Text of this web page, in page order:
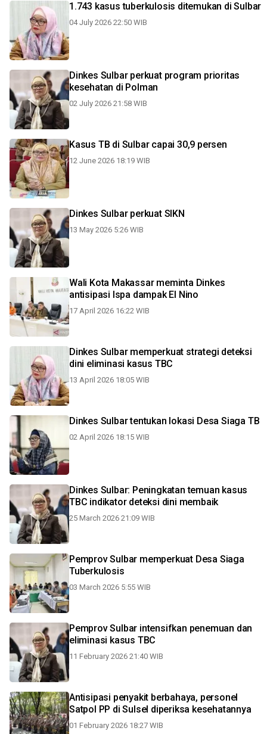
1.743 kasus tuberkulosis ditemukan di Sulbar
04 July 2026 22:50 WIB
Dinkes Sulbar perkuat program prioritas
kesehatan di Polman
02 July 2026 21:58 WIB
Kasus TB di Sulbar capai 30,9 persen
12 June 2026 18:19 WIB
Dinkes Sulbar perkuat SIKN
13 May 2026 5:26 WIB
Wali Kota Makassar meminta Dinkes
antisipasi Ispa dampak El Nino
17 April 2026 16:22 WIB
Dinkes Sulbar memperkuat strategi deteksi
dini eliminasi kasus TBC
13 April 2026 18:05 WIB
Dinkes Sulbar tentukan lokasi Desa Siaga TB
02 April 2026 18:15 WIB
Dinkes Sulbar: Peningkatan temuan kasus
TBC indikator deteksi dini membaik
25 March 2026 21:09 WIB
Pemprov Sulbar memperkuat Desa Siaga
Tuberkulosis
03 March 2026 5:55 WIB
Pemprov Sulbar intensifkan penemuan dan
eliminasi kasus TBC
11 February 2026 21:40 WIB
Antisipasi penyakit berbahaya, personel
Satpol PP di Sulsel diperiksa kesehatannya
01 February 2026 18:27 WIB